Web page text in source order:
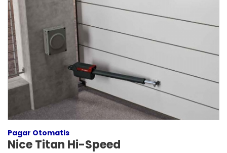
Pagar Otomatis
Nice Titan Hi-Speed